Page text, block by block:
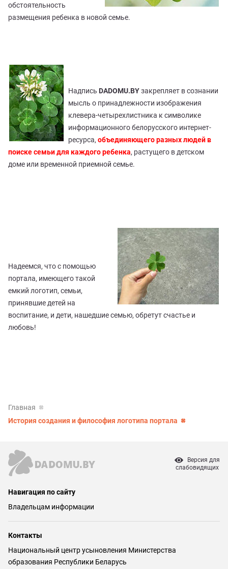
обстоятельность
размещения ребенка в новой семье.
Надпись DADOMU.BYзакрепляет в сознании
мысль о принадлежности изображения
клевера-четырехлистника к символике
информационного белорусского интернет-
ресурса, объединяющего разных людей в
поиске семьи для каждого ребенка, растущего в детском
доме или временной приемной семье.
Надеемся, что с помощью
портала, имеющего такой
емкий логотип, семьи,
принявшие детей на
воспитание, и дети, нашедшие семью, обретут счастье и
любовь!
Главная
История создания и философия логотипа портала
Версия для
слабовидящих
Навигация по сайту
Владельцам информации
Контакты
Национальный центр усыновления Министерства
образования Республики Беларусь